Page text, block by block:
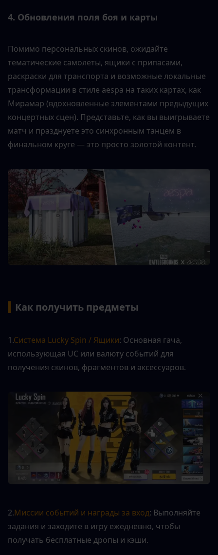
4. Обновления поля боя и карты
Помимо персональных скинов, ожидайте
тематические самолеты, ящики с припасами,
раскраски для транспорта и возможные локальные
трансформации в стиле aespa на таких картах, как
Мирамар (вдохновленные элементами предыдущих
концертных сцен). Представьте, как вы выигрываете
матч и празднуете это синхронным танцем в
финальном круге — это просто золотой контент.
Как получить предметы
1.Система Lucky Spin / Ящики: Основная гача,
использующая UC или валюту событий для
получения скинов, фрагментов и аксессуаров.
2.Миссии событий и награды за вход: Выполняйте
задания и заходите в игру ежедневно, чтобы
получать бесплатные дропы и кэши.